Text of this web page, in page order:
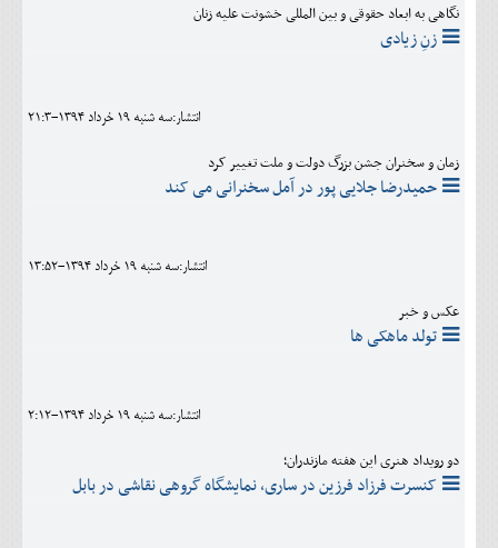
نگاهی به ابعاد حقوقی و بین المللی خشونت علیه زنان
زنِ زیادی
انتشار:سه شنبه 19 خرداد 1394-21:3
زمان و سخنران جشن بزرگ دولت و ملت تغییر کرد
حمیدرضا جلایی پور در آمل سخنرانی می کند
انتشار:سه شنبه 19 خرداد 1394-13:52
عکس و خبر
تولد ماهکی ها
انتشار:سه شنبه 19 خرداد 1394-2:12
دو رویداد هنری این هفته مازندران؛
کنسرت فرزاد فرزین در ساری، نمایشگاه گروهی نقاشی در بابل